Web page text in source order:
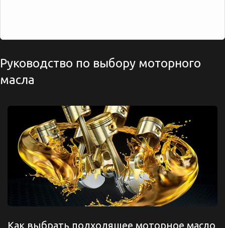
Руководство по выбору моторного
масла
Как выбрать подходящее моторное масло